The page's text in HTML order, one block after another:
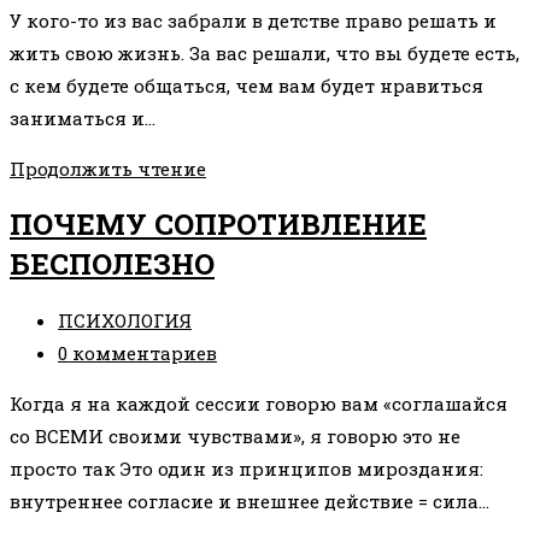
записи:
У кого-то из вас забрали в детстве право решать и
жить свою жизнь. За вас решали, что вы будете есть,
с кем будете общаться, чем вам будет нравиться
заниматься и…
Продолжить чтениеВЕРНУТЬ
ПОЧЕМУ СОПРОТИВЛЕНИЕ
БЕСПОЛЕЗНО
Рубрика
записи:
ПСИХОЛОГИЯ
Комментарии
записи:
0 комментариев
Когда я на каждой сессии говорю вам «соглашайся
со ВСЕМИ своими чувствами», я говорю это не
просто так Это один из принципов мироздания:
внутреннее согласие и внешнее действие = сила…